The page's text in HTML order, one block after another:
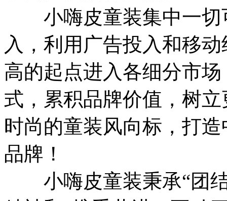
小嗨皮童装集中一切
入，利用广告投入和移
高的起点进入各细分市
式，累积品牌价值，树
时尚的童装风向标，打
品牌！
小嗨皮童装秉承“团结